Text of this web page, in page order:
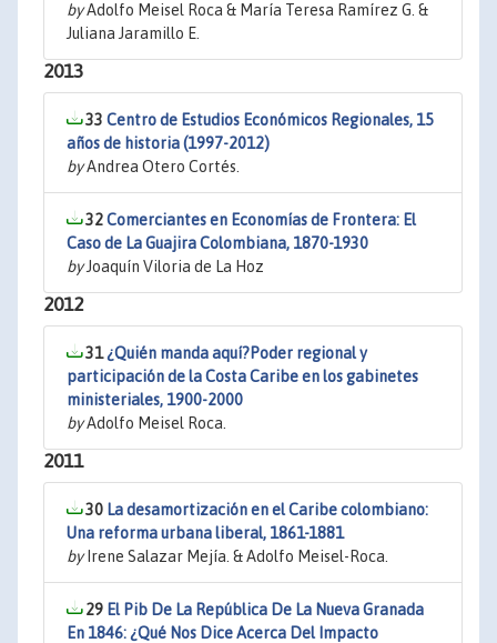
byAdolfo Meisel Roca & María Teresa Ramírez G. &
Juliana Jaramillo E.
2013
33 Centro de Estudios Económicos Regionales, 15
años de historia (1997-2012)
byAndrea Otero Cortés.
32Comerciantes en Economías de Frontera: El
Caso de La Guajira Colombiana, 1870-1930
byJoaquín Viloria de La Hoz
2012
31¿Quién manda aquí?Poder regional y
participación de la Costa Caribe en los gabinetes
ministeriales, 1900-2000
byAdolfo Meisel Roca.
2011
30 La desamortización en el Caribe colombiano:
Una reforma urbana liberal, 1861-1881
byIrene Salazar Mejía. & Adolfo Meisel-Roca.
29 El Pib De La República De La Nueva Granada
En 1846: ¿Qué Nos Dice Acerca Del Impacto